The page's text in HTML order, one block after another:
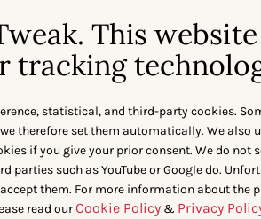
This website
tracking
statistical, and third-party cookies.
therefore set them automatically. We also
if you give your prior consent. We do not
parties such as YouTube or Google do.
them. For more information about the
read ourCookie Policy & Privacy